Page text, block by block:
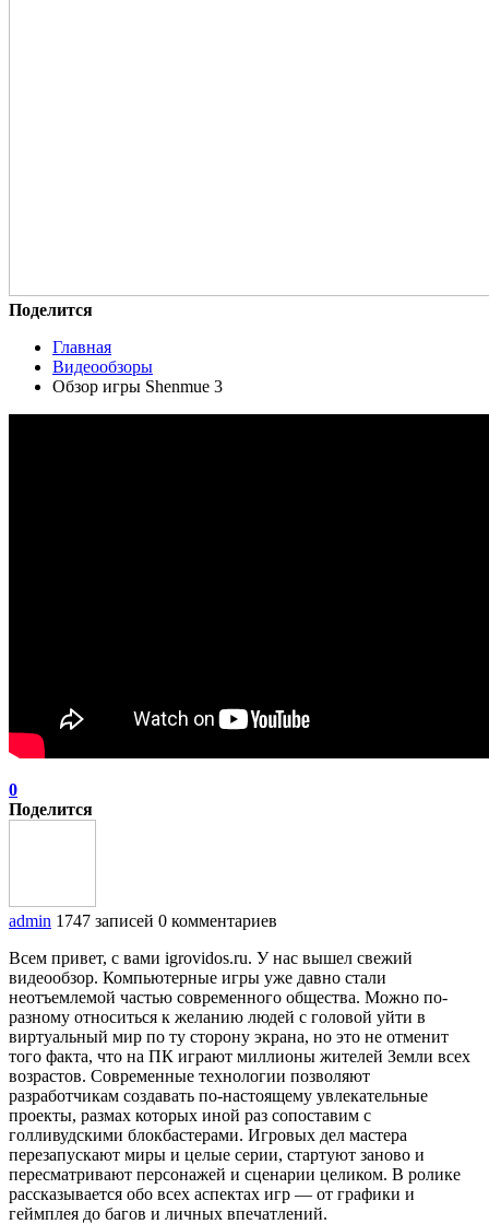
Поделится
Главная
Видеообзоры
Обзор игры Shenmue 3
0
Поделится
admin 1747 записей 0 комментариев
Всем привет, с вами igrovidos.ru. У нас вышел свежий
видеообзор. Компьютерные игры уже давно стали
неотъемлемой частью современного общества. Можно по-
разному относиться к желанию людей с головой уйти в
виртуальный мир по ту сторону экрана, но это не отменит
того факта, что на ПК играют миллионы жителей Земли всех
возрастов. Современные технологии позволяют
разработчикам создавать по-настоящему увлекательные
проекты, размах которых иной раз сопоставим с
голливудскими блокбастерами. Игровых дел мастера
перезапускают миры и целые серии, стартуют заново и
пересматривают персонажей и сценарии целиком. В ролике
рассказывается обо всех аспектах игр — от графики и
геймплея до багов и личных впечатлений.